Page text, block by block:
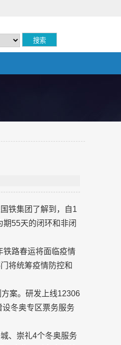
铁集团了解到，自1
55天的闭环和非闭
铁路春运将面临疫情
将统筹疫情防控和
案。研发上线12306
冬奥专区票务服务
、崇礼4个冬奥服务